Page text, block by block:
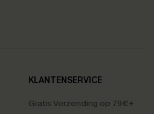
KLANTENSERVICE
Gratis Verzending op 79€+